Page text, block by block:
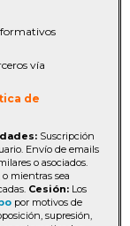
vía
de
Suscripción
Envío de emails
o asociados.
mientras sea
Cesión: Los
por motivos de
supresión,